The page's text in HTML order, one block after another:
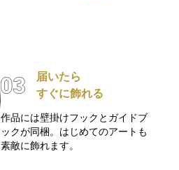
届いたら
すぐに飾れる
作品には壁掛けフックとガイドブ
ックが同梱。はじめてのアートも
素敵に飾れます。